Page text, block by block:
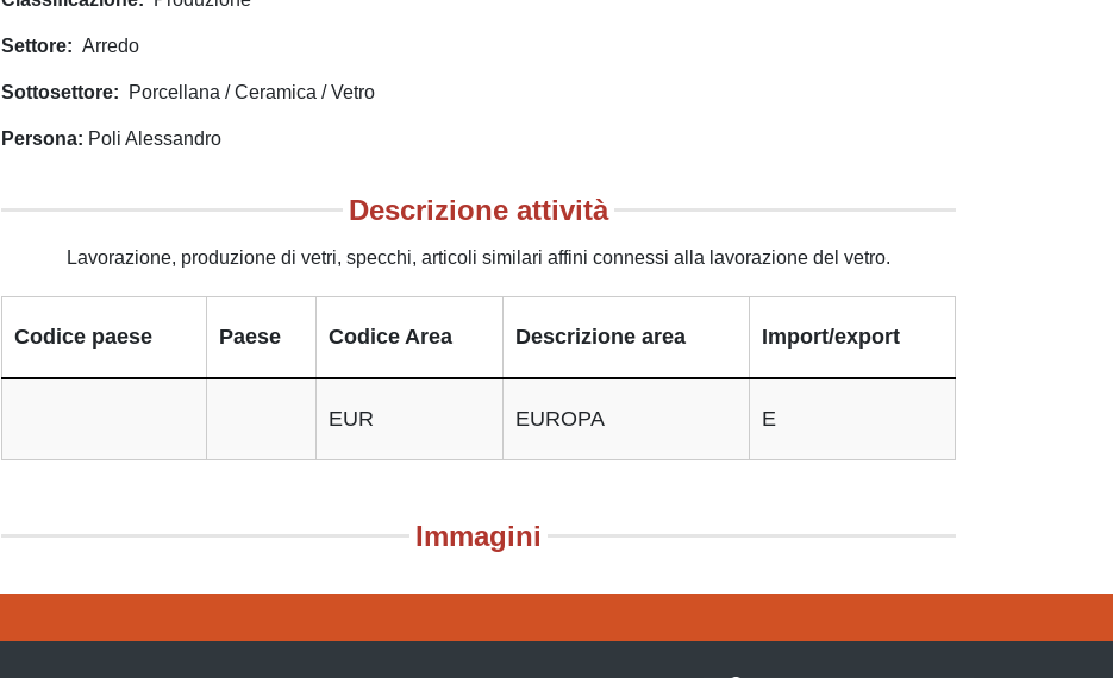
Settore Arredo
Sottosettore Porcellana / Ceramica / Vetro
Persona Poli Alessandro
Descrizione attività
Lavorazione, produzione di vetri, specchi, articoli similari affini connessi alla lavorazione del vetro.
Codice paese Paese Codice Area Descrizione area Import/export
EUR EUROPA E
Immagini